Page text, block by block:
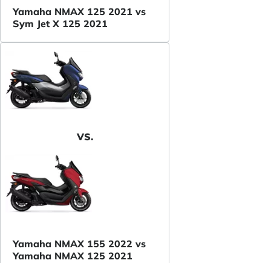
Yamaha NMAX 125 2021 vs
Sym Jet X 125 2021
VS.
Yamaha NMAX 155 2022 vs
Yamaha NMAX 125 2021